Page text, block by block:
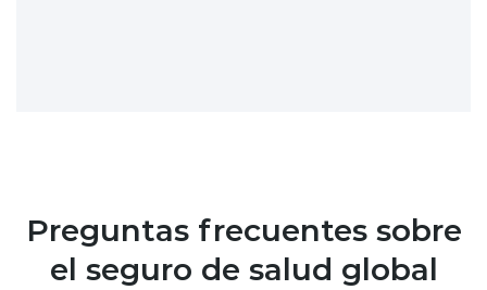
Preguntas frecuentes sobre
el seguro de salud global